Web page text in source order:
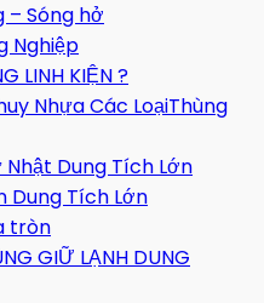
– Sóng hở
Nghiệp
LINH KIỆN ?
Thùng
Dung Tích Lớn
Dung Tích Lớn
tròn
GIỮ LẠNH DUNG